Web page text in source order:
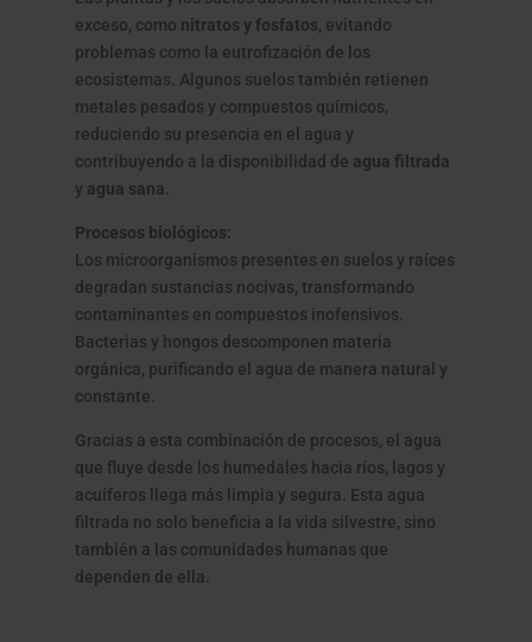
exceso, como nitratos y fosfatos, evitando
problemas como la eutrofización de los
ecosistemas. Algunos suelos también retienen
metales pesados y compuestos químicos,
reduciendo su presencia en el agua y
contribuyendo a la disponibilidad de agua filtrada
y agua sana
Procesos biológicos:
Los microorganismos presentes en suelos y raíces
degradan sustancias nocivas, transformando
contaminantes en compuestos inofensivos.
Bacterias y hongos descomponen materia
orgánica, purificando el agua de manera natural y
constante.
Gracias a esta combinación de procesos, el agua
que fluye desde los humedales hacia ríos, lagos y
acuíferos llega más limpia y segura. Esta agua
filtrada no solo beneficia a la vida silvestre, sino
también a las comunidades humanas que
dependen de ella.